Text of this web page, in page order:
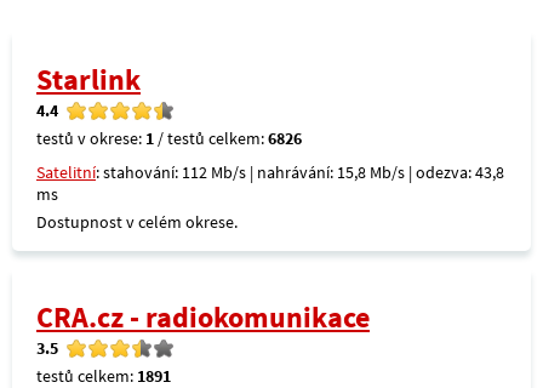
Starlink
4.4
testů v okrese: 1 / testů celkem:6826
Satelitní: stahování: 112 Mb/s | nahrávání: 15,8 Mb/s | odezva: 43,8
ms
Dostupnost v celém okrese.
CRA.cz - radiokomunikace
3.5
testů celkem: 1891